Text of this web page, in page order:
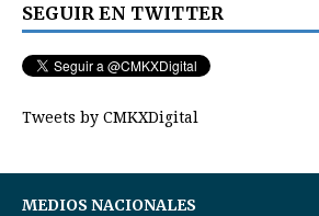
SEGUIR EN TWITTER
Tweets by CMKXDigital
MEDIOS NACIONALES